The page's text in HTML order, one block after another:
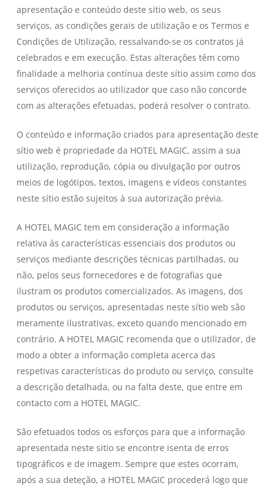
apresentação e conteúdo deste sítio web, os seus
serviços, as condições gerais de utilização e os Termos e
Condições de Utilização, ressalvando-se os contratos já
celebrados e em execução. Estas alterações têm como
finalidade a melhoria contínua deste sítio assim como dos
serviços oferecidos ao utilizador que caso não concorde
com as alterações efetuadas, poderá resolver o contrato.
O conteúdo e informação criados para apresentação deste
sítio web é propriedade da HOTEL MAGIC, assim a sua
utilização, reprodução, cópia ou divulgação por outros
meios de logótipos, textos, imagens e vídeos constantes
neste sítio estão sujeitos à sua autorização prévia.
A HOTEL MAGIC tem em consideração a informação
relativa às características essenciais dos produtos ou
serviços mediante descrições técnicas partilhadas, ou
não, pelos seus fornecedores e de fotografias que
ilustram os produtos comercializados. As imagens, dos
produtos ou serviços, apresentadas neste sítio web são
meramente ilustrativas, exceto quando mencionado em
contrário. A HOTEL MAGIC recomenda que o utilizador, de
modo a obter a informação completa acerca das
respetivas características do produto ou serviço, consulte
a descrição detalhada, ou na falta deste, que entre em
contacto com a HOTEL MAGIC.
São efetuados todos os esforços para que a informação
apresentada neste sitio se encontre isenta de erros
tipográficos e de imagem. Sempre que estes ocorram,
após a sua deteção, a HOTEL MAGIC procederá logo que